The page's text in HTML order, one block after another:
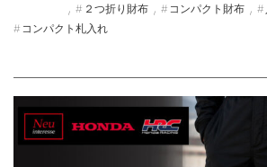
, ２つ折り財布 , コンパクト財布 ,
コンパクト札入れ